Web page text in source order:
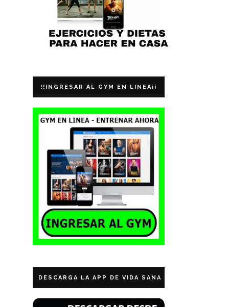
!!INGRESAR AL GYM EN LINEA¡¡
DESCARGA LA APP DE VIDA SANA ECUADOR